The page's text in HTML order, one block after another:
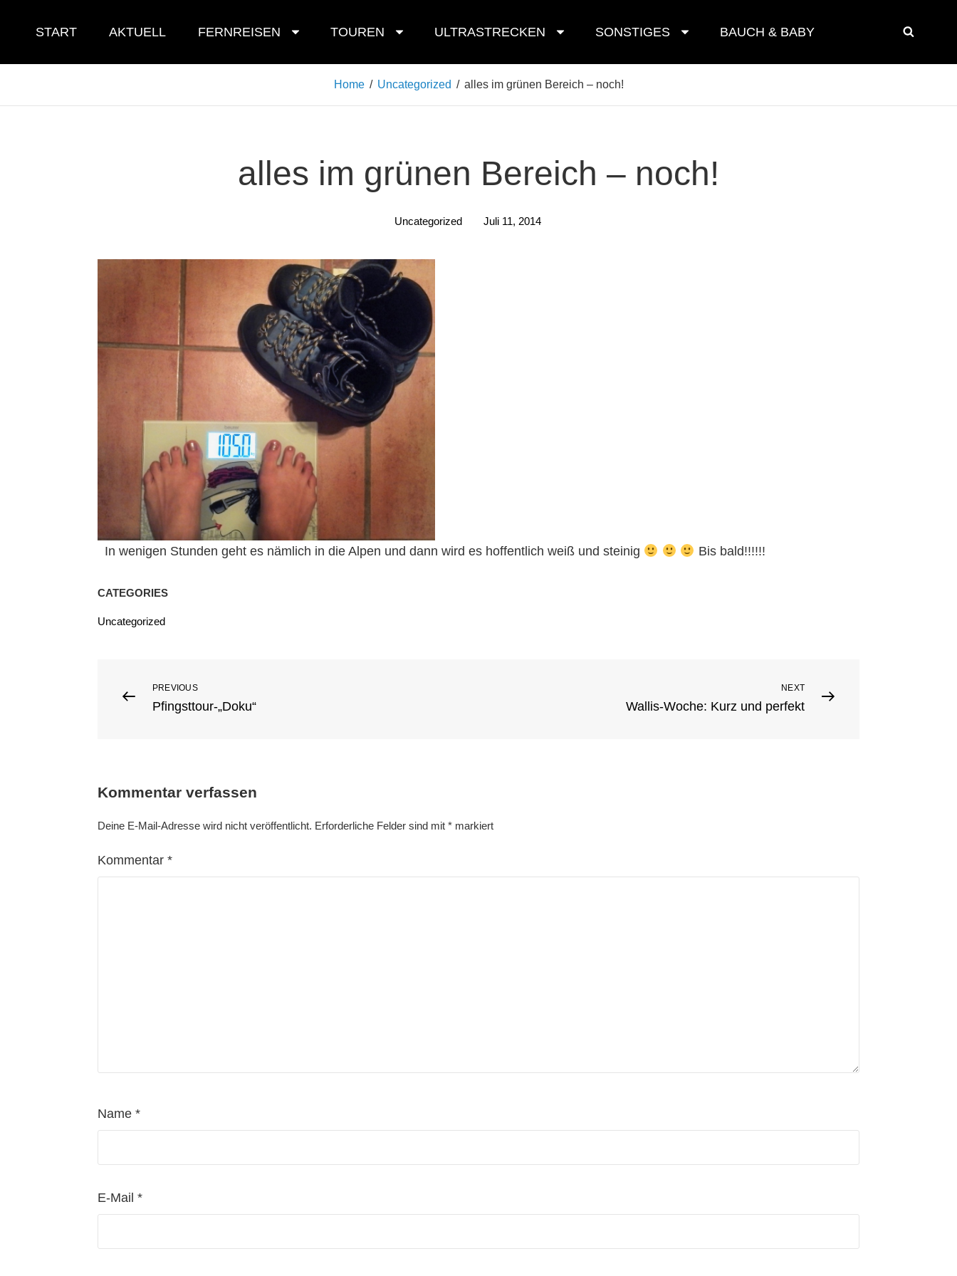
START AKTUELL FERNREISEN TOUREN ULTRASTRECKEN SONSTIGES BAUCH & BABY
Home / Uncategorized / alles im grünen Bereich – noch!
alles im grünen Bereich – noch!
Uncategorized Juli 11, 2014
In wenigen Stunden geht es nämlich in die Alpen und dann wird es hoffentlich weiß und steinig Bis bald!!!!!!
CATEGORIES
Uncategorized
Beitragsnavigation
Previous
Post
PREVIOUS
Pfingsttour-„Doku“
NEXT
Wallis-Woche: Kurz und perfekt
Kommentar verfassen
Deine E-Mail-Adresse wird nicht veröffentlicht. Erforderliche Felder sind mit * markiert
Kommentar *
Name *
E-Mail *